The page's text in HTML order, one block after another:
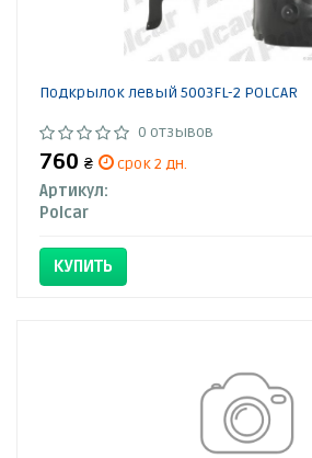
Подкрылок левый 5003FL-2 POLCAR
0 отзывов
760 ₴
срок 2 дн.
Артикул:
Polcar
КУПИТЬ